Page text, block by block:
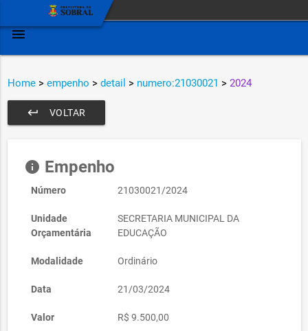
menu
Home > empenho > detail > numero:21030021 > 2024
VOLTAR
keyboard_return
info Empenho
Número 21030021/2024
Unidade
Orçamentária
SECRETARIA MUNICIPAL DA
EDUCAÇÃO
Modalidade Ordinário
Data 21/03/2024
Valor R$ 9.500,00